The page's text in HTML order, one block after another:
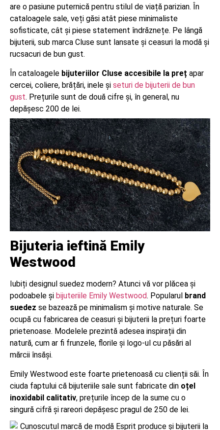
are o pasiune puternică pentru stilul de viață parizian. În
cataloagele sale, veți găsi atât piese minimaliste
sofisticate, cât și piese statement îndrăznețe. Pe lângă
bijuterii, sub marca Cluse sunt lansate și ceasuri la modă și
rucsacuri de bun gust.
În cataloagele bijuteriilor Cluse accesibile la preț apar
cercei, coliere, brățări, inele și seturi de bijuterii de bun
gust. Prețurile sunt de două cifre și, în general, nu
depășesc 200 de lei.
Bijuteria ieftină Emily
Westwood
Iubiți designul suedez modern? Atunci vă vor plăcea și
podoabele și bijuteriile Emily Westwood. Popularul brand
suedez se bazează pe minimalism și motive naturale. Se
ocupă cu fabricarea de ceasuri și bijuterii la prețuri foarte
prietenoase. Modelele prezintă adesea inspirații din
natură, cum ar fi frunzele, florile și logo-ul cu păsări al
mărcii însăși.
Emily Westwood este foarte prietenoasă cu clienții săi. În
ciuda faptului că bijuteriile sale sunt fabricate din oțel
inoxidabil calitativ, prețurile încep de la sume cu o
singură cifră și rareori depășesc pragul de 250 de lei.